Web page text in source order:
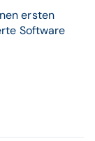
ersten
Software